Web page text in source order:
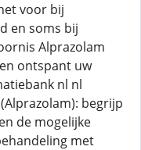
voor bij
en soms bij
Alprazolam
ontspant uw
nl nl
begrijp
de mogelijke
met